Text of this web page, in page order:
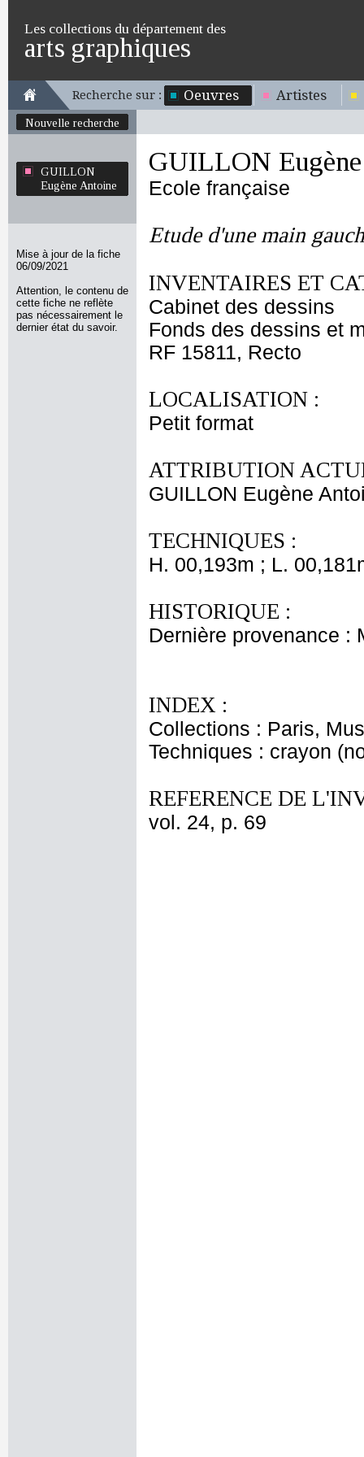
Les collections du département des
arts graphiques
Recherche sur : Oeuvres Artistes
Nouvelle recherche
GUILLON
Eugène Antoine
Mise à jour de la fiche
06/09/2021
Attention, le contenu de
cette fiche ne reflète
pas nécessairement le
dernier état du savoir.
GUILLON
Ecole française
Etude d'une main
INVENTAIRES ET
Cabinet des dessins
Fonds des dessins et
RF 15811, Recto
LOCALISATION :
Petit format
ATTRIBUTION
GUILLON Eugène
TECHNIQUES :
H. 00,193m ; L.
HISTORIQUE :
Dernière provenance :
INDEX :
Collections : Paris,
Techniques : crayon
REFERENCE DE
vol. 24, p. 69